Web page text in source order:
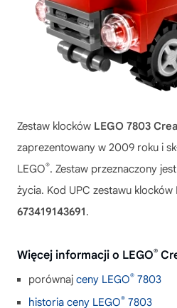
Zestaw klocków LEGO 7803
zaprezentowany w 2009 roku i
LEGO®. Zestaw przeznaczony
życia. Kod UPC zestawu klocków
673419143691.
Więcej informacji o LEGO®
porównaj ceny LEGO® 7803
historia ceny LEGO® 7803